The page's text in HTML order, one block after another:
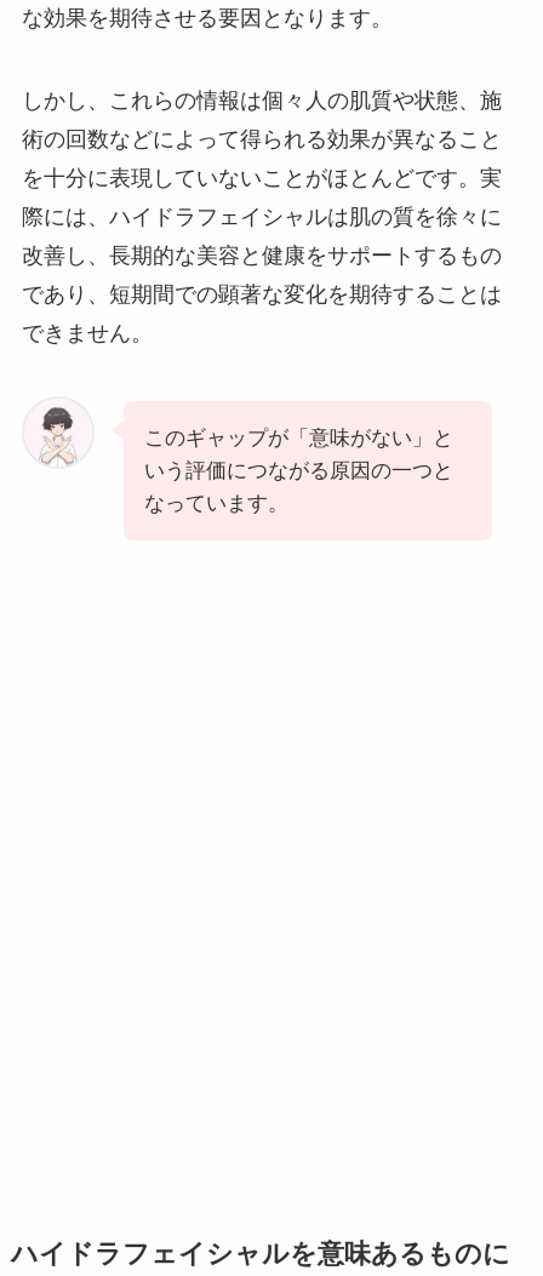
な効果を期待させる要因となります。
しかし、これらの情報は個々人の肌質や状態、施
術の回数などによって得られる効果が異なること
を十分に表現していないことがほとんどです。実
際には、ハイドラフェイシャルは肌の質を徐々に
改善し、長期的な美容と健康をサポートするもの
であり、短期間での顕著な変化を期待することは
できません。
このギャップが「意味がない」と
いう評価につながる原因の一つと
なっています。
ハイドラフェイシャルを意味あるものに